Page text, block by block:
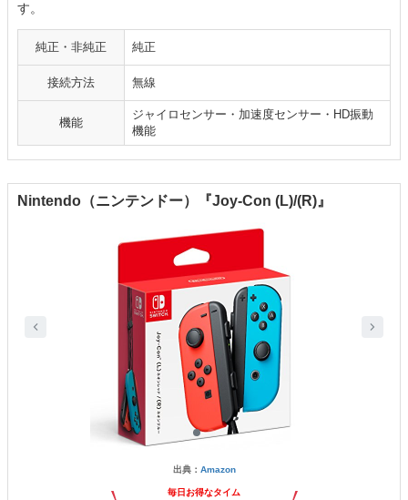
す。
純正・非純正 純正
接続方法 無線
機能
ジャイロセンサー・加速度センサー・HD振動
機能
Nintendo（ニンテンドー）『Joy-Con (L)/(R)』
出典： Amazon
毎日お得なタイム